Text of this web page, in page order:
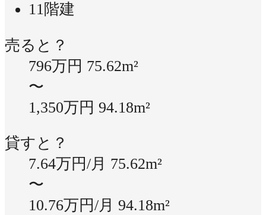
11階建
売ると？
796万円 75.62m²
〜
1,350万円 94.18m²
貸すと？
7.64万円/月 75.62m²
〜
10.76万円/月 94.18m²